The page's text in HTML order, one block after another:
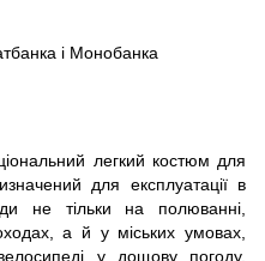
і Монобанка
легкий костюм для
для експлуатації в
не тільки на полюванні,
а й у міських умовах,
у дощову погоду.